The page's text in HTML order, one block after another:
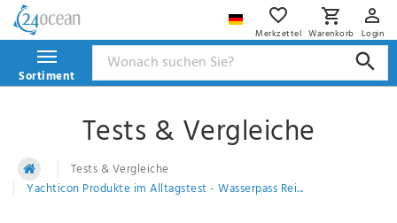
Merkzettel Warenkorb Login
Sortiment
Tests & Vergleiche
Tests & Vergleiche
Yachticon Produkte im Alltagstest - Wasserpass Rei...